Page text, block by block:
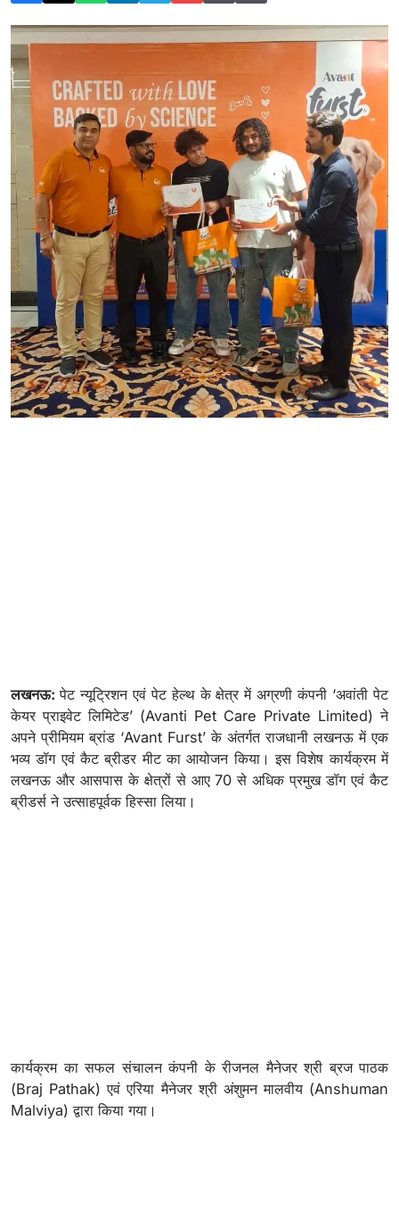
लखनऊ:पेट न्यूट्रिशन एवं पेट हेल्थ के क्षेत्र में अग्रणी कंपनी ‘अवांती पेट
केयर प्राइवेट लिमिटेड’ (Avanti Pet Care Private Limited) ने
अपने प्रीमियम ब्रांड ‘Avant Furst’ के अंतर्गत राजधानी लखनऊ में एक
भव्य डॉग एवं कैट ब्रीडर मीट का आयोजन किया। इस विशेष कार्यक्रम में
लखनऊ और आसपास के क्षेत्रों से आए 70 से अधिक प्रमुख डॉग एवं कैट
ब्रीडर्स ने उत्साहपूर्वक हिस्सा लिया।
कार्यक्रम का सफल संचालन कंपनी के रीजनल मैनेजर श्री ब्रज पाठक
(Braj Pathak) एवं एरिया मैनेजर श्री अंशुमन मालवीय (Anshuman
Malviya) द्वारा किया गया।